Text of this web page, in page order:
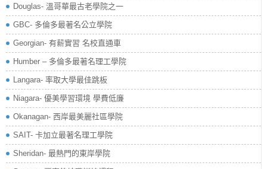
Douglas- 溫哥華最古老學院之一
GBC- 多倫多最著名公立學院
Georgian- 有薪實習 名校直通車
Humber – 多倫多最著名理工學院
Langara- 率取大學最佳跳板
Niagara- 優美學習環境 學費低廉
Okanagan- 西岸最美麗社區學院
SAIT- 卡加立最著名理工學院
Sheridan- 最熱門的東岸學院